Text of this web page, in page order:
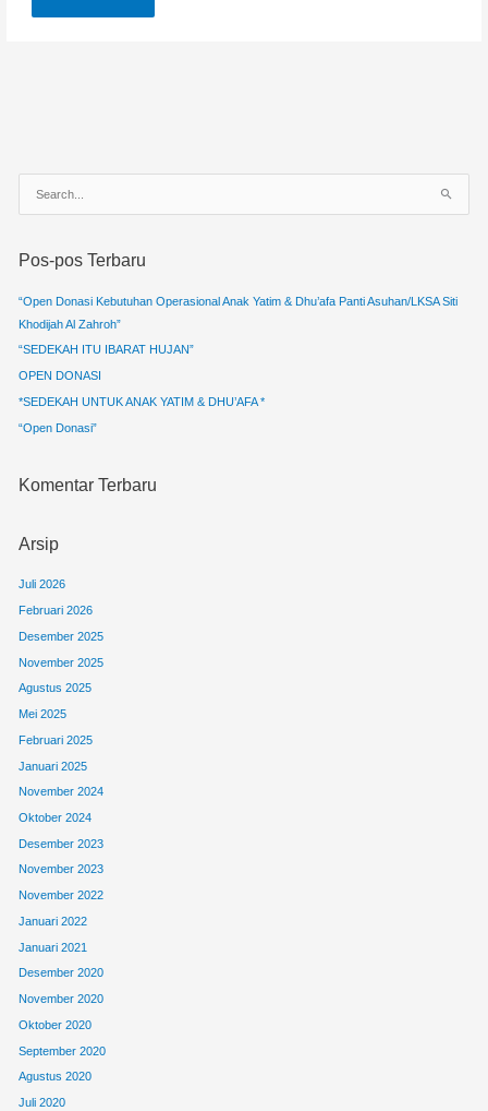
k
:
Pos-pos Terbaru
“Open Donasi Kebutuhan Operasional Anak Yatim & Dhu’afa Panti Asuhan/LKSA Siti
Khodijah Al Zahroh”
“SEDEKAH ITU IBARAT HUJAN”
OPEN DONASI
*SEDEKAH UNTUK ANAK YATIM & DHU’AFA *
“Open Donasi”
Komentar Terbaru
Arsip
Juli 2026
Februari 2026
Desember 2025
November 2025
Agustus 2025
Mei 2025
Februari 2025
Januari 2025
November 2024
Oktober 2024
Desember 2023
November 2023
November 2022
Januari 2022
Januari 2021
Desember 2020
November 2020
Oktober 2020
September 2020
Agustus 2020
Juli 2020